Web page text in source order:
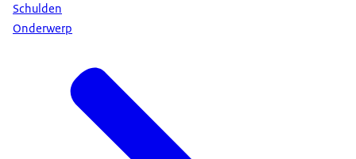
Schulden
Onderwerp